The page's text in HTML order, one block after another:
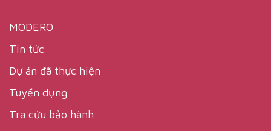
MODERO
Tin tức
Dự án đã thực hiện
Tuyển dụng
Tra cứu bảo hành